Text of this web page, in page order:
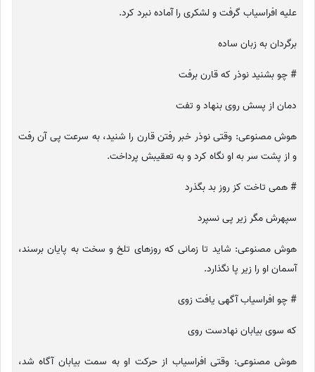
علیه افراسیاب گرفت و لشکری را آماده نبرد کرد.
برگردان به زبان ساده
# چو بشنید نوذر که قارن برفت
دمان از پسش روی بنهاد و تفت
هوش مصنوعی: وقتی نوذر خبر رفتن قارن را شنید، به سرعت پی آن رفت
و از پشت سر به او نگاه کرد و به تعقیبش پرداخت.
# همی تاخت کز روز بد بگذرد
سپهرش مگر زیر پی نسپرد
هوش مصنوعی: شاید تا زمانی که روزهای تلخ و سخت به پایان برسند،
آسمان او را زیر پا نگذارد.
# چو افراسیاب آگهی یافت زوی
که سوی بیابان نهادست روی
هوش مصنوعی: وقتی افراسیاب از حرکت او به سمت بیابان آگاه شد،